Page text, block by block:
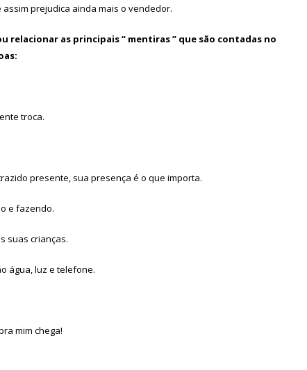
prejudica ainda mais o vendedor.
relacionar as principais “ mentiras ” que são contadas no
troca.
presente, sua presença é o que importa.
e fazendo.
suas crianças.
água, luz e telefone.
mim chega!